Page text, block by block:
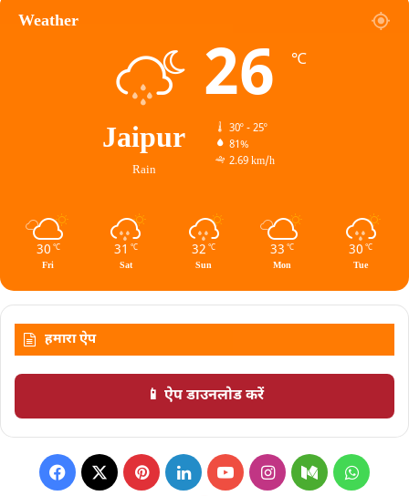
Weather
Jaipur
Rain
26 ℃
30º - 25º
81%
2.69 km/h
30 ℃
Fri
31 ℃
Sat
32 ℃
Sun
33 ℃
Mon
30 ℃
Tue
हमारा ऐप
📱 ऐप डाउनलोड करें